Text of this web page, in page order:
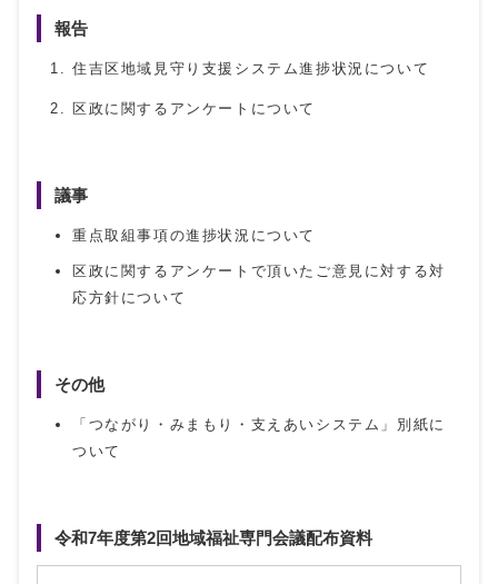
報告
住吉区地域見守り支援システム進捗状況について
区政に関するアンケートについて
議事
重点取組事項の進捗状況について
区政に関するアンケートで頂いたご意見に対する対
応方針について
その他
「つながり・みまもり・支えあいシステム」別紙に
ついて
令和7年度第2回地域福祉専門会議配布資料